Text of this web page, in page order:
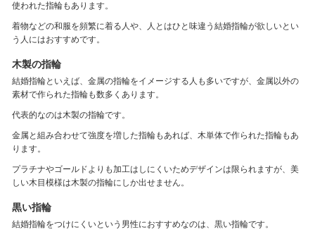
使われた指輪もあります。
着物などの和服を頻繁に着る人や、人とはひと味違う結婚指輪が欲しいとい
う人にはおすすめです。
木製の指輪
結婚指輪といえば、金属の指輪をイメージする人も多いですが、金属以外の
素材で作られた指輪も数多くあります。
代表的なのは木製の指輪です。
金属と組み合わせて強度を増した指輪もあれば、木単体で作られた指輪もあ
ります。
プラチナやゴールドよりも加工はしにくいためデザインは限られますが、美
しい木目模様は木製の指輪にしか出せません。
黒い指輪
結婚指輪をつけにくいという男性におすすめなのは、黒い指輪です。